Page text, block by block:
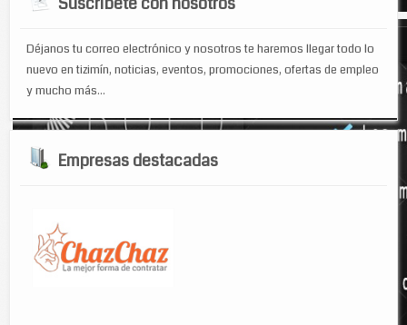
Déjanos tu correo electrónico y nosotros te haremos llegar todo lo
nuevo en tizimín, noticias, eventos, promociones, ofertas de empleo
y mucho más...
Empresas destacadas